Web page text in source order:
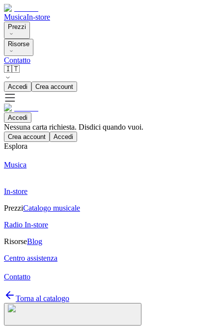
MusicaIn-store
Prezzi
Risorse
Contatto
🇮🇹
Accedi Crea account
Accedi
Nessuna carta richiesta. Disdici quando vuoi.
Crea account Accedi
Esplora
Musica
In-store
PrezziCatalogo musicale
Radio In-store
RisorseBlog
Centro assistenza
Contatto
Torna al catalogo